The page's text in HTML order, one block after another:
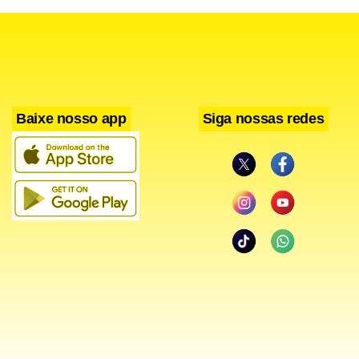
Dividiu a verba e o que lhe era disponível para contratar
um grande número de auxiliares para as tarefas que se
dispõe a executar. “
É como se eu fosse uma equipe de
Fórmula Um. Me valho da melhor estrutura possível
para ganhar corridas
Segundo Izalci, boa parte da necessidade de auxílio vem do
Baixe nosso app Siga nossas redes